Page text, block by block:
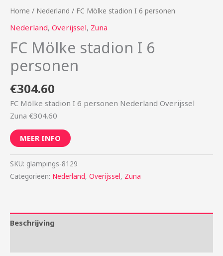
Home / Nederland / FC Mölke stadion I 6 personen
Nederland, Overijssel, Zuna
FC Mölke stadion I 6
personen
€304.60
FC Mölke stadion I 6 personen Nederland Overijssel
Zuna €304.60
MEER INFO
SKU: glampings-8129
Categorieën: Nederland, Overijssel , Zuna
Beschrijving